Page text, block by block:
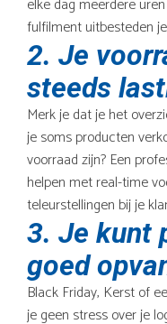
elke dag meerdere
fulfilment uitbesteden
2. Je
steeds
Merk je dat je het
je soms producten
voorraad zijn? Een
helpen met real-time
teleurstellingen bij je
3. Je kunt
goed
Black Friday, Kerst of
je geen stress over je